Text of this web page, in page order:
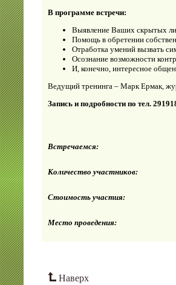
В программе встречи:
Выявление Ваших скрытых
Помощь в обретении
Отработка умений вызвать
Осознание возможности
И, конечно, интересное
Ведущий тренинга – Марк Ермак,
Запись и подробности по тел.
Встречаемся:
Количество участников:
Стоимость участия:
Место проведения:
Наверх